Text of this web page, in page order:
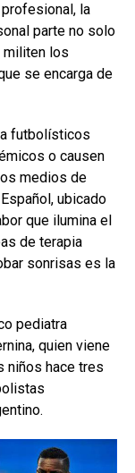
la
parte no solo
militen los
se encarga de
futbolísticos
o causen
medios de
ubicado
que ilumina el
de terapia
sonrisas es la
pediatra
quien viene
niños hace tres